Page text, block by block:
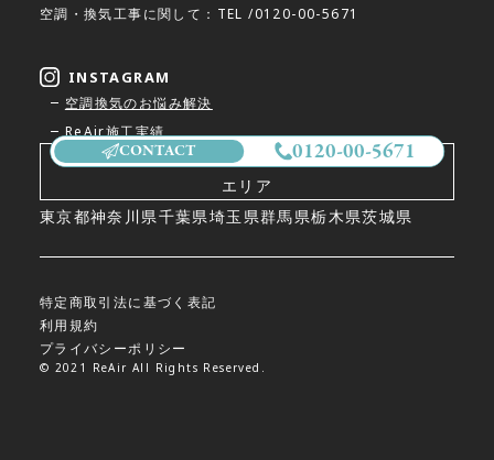
CONTACT 0120-00-5671
空調・換気工事に関して：TEL /0120-00-5671
INSTAGRAM
空調換気のお悩み解決
ReAir施工実績
工事対応
エリア
東京都神奈川県千葉県埼玉県群馬県栃木県茨城県
特定商取引法に基づく表記
利用規約
プライバシーポリシー
© 2021 ReAir All Rights Reserved.